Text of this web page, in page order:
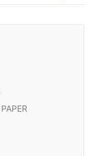
PAPER